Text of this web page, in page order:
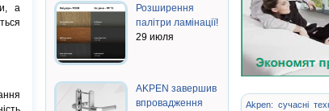
а
Розширення
палітри ламінації!
29 июля
AKPEN завершив
впровадження
Akpen: сучасні